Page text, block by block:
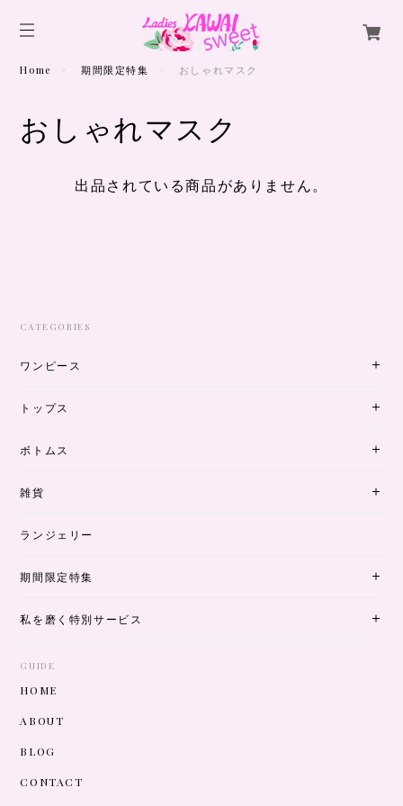
Home 期間限定特集 おしゃれマスク
おしゃれマスク
出品されている商品がありません。
CATEGORIES
ワンピース
トップス
ボトムス
雑貨
ランジェリー
期間限定特集
私を磨く特別サービス
GUIDE
HOME
ABOUT
BLOG
CONTACT